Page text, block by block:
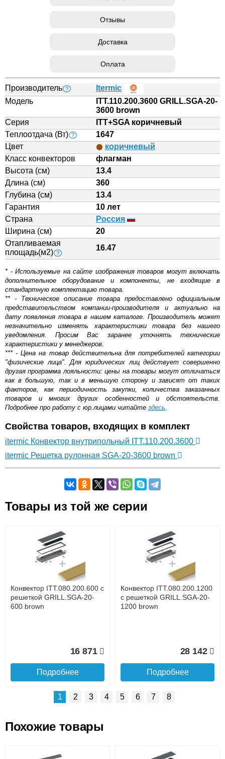
Отзывы
Доставка
Оплата
Производитель ?
Itermic
Модель
ITT.110.200.3600 GRILL.SGA-20-
3600 brown
Серия
ITT+SGA коричневый
Теплоотдача (Вт) ?
1647
Цвет
коричневый
Класс конвекторов
флагман
Высота (см)
13.4
Длина (см)
360
Глубина (см)
13.4
Гарантия
10 лет
Страна
Россия
Ширина (см)
20
Отапливаемая
площадь(м2) ?
16.47
* - Используемые на сайте изображения товаров могут включать
дополнительное оборудование и компоненты, не входящие в
стандартную комплектацию товара.
** - Техническое описание товара предоставлено официальным
представительством компании-производителя и актуально на
дату появления товара в нашем каталоге. Производитель может
незначительно изменять характеристики товара без нашего
уведомления. Просим Вас заранее уточнять технические
характеристики у менеджеров.
*** - Цена на товар действительна для потребителей категории
"физические лица". Для юридических лиц действует совершенно
другая программа лояльности: цены на товары могут отличаться
как в большую, так и в меньшую сторону и зависят от таких
факторов, как периодичность закупки, количества заказанных
товаров и многих других особенностей и обстоятельств.
Подробнее про работу с юр.лицами читайте здесь.
Свойства товаров, входящих в комплект
itermic Конвектор внутрипольный ITT.110.200.3600
itermic Решетка рулонная SGA-20-3600 brown
Оставьте отзыв
Доставка сантехники по Москве и Московской области
Наличный расчёт
Банковской картой на сайте в режиме реального
времени
Банковской картой при получении товара как при
доставке, так и самовывозом
Интернет-деньгами (Yandex-деньги, Web-money,
Qiwi-кошельки и другие).
Безналичный расчёт (возможно и с НДС)
Товары из той же серии
Конвектор ITT.080.200.600 с
решеткой GRILL.SGA-20-
600 brown
16 871
Подробнее
Конвектор ITT.080.200.1200
с решеткой GRILL.SGA-20-
1200 brown
28 142
Подробнее
Конвектор ITT.080.200.1300 Конвектор ITT.080.200.1000
1 2 3 4 5 6 7 8
Похожие товары